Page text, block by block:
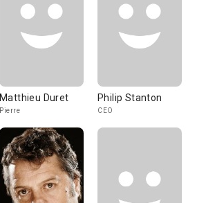
Matthieu Duret
Pierre
Philip Stanton
CEO